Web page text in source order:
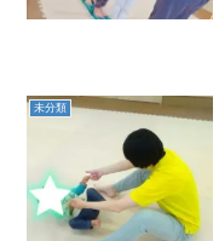
未分類